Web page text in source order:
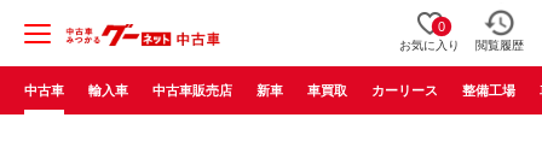
0
お気に入り 閲覧履歴
中古車 輸入車 中古車販売店 新車 車買取 カーリース 整備工場